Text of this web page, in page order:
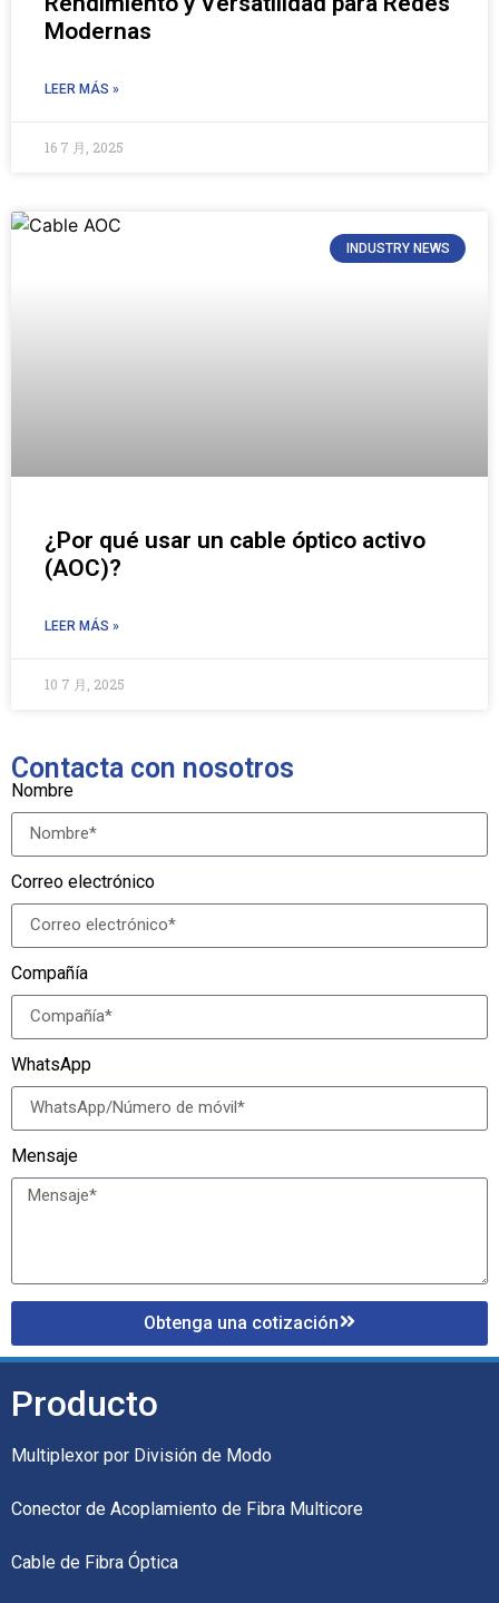
Modernas
LEER MÁS »
16 7 月, 2025
INDUSTRY NEWS
¿Por qué usar un cable óptico activo
(AOC)?
LEER MÁS »
10 7 月, 2025
Contacta con nosotros
Nombre
Correo electrónico
Compañía
WhatsApp
Mensaje
Obtenga una cotización
Producto
Multiplexor por División de Modo
Conector de Acoplamiento de Fibra Multicore
Cable de Fibra Óptica